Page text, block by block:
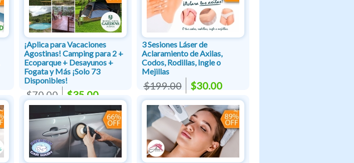
¡Aplica para Vacaciones
Agostinas! Camping para 2 +
Ecoparque + Desayunos +
Fogata y Más ¡Solo 73
Disponibles!
$70.00 $35.00
3 Sesiones Láser de
Aclaramiento de Axilas,
Codos, Rodillas, Ingle o
Mejillas
$199.00 $30.00